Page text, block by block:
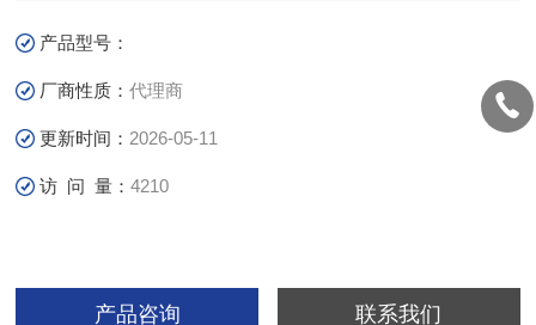
产品型号：
厂商性质：代理商
更新时间： 2026-05-11
访 问 量：4210
产品咨询 联系我们